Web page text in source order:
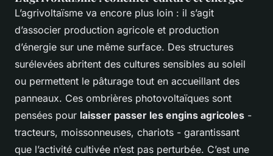
L’agrivoltaïsme va encore plus loin : il s’agit
d’associer production agricole et production
d’énergie sur une même surface. Des structures
surélevées abritent des cultures sensibles au soleil
ou permettent le pâturage tout en accueillant des
panneaux. Ces ombrières photovoltaïques sont
pensées pour laisser passer les engins agricoles -
tracteurs, moissonneuses, chariots - garantissant
que l’activité cultivée n’est pas perturbée. C’est une